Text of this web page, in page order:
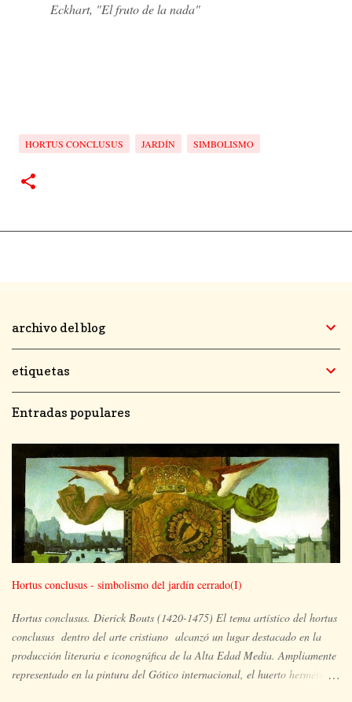
Eckhart, "El fruto de la nada"
HORTUS CONCLUSUS JARDÍN SIMBOLISMO
archivo del blog
etiquetas
Entradas populares
Hortus conclusus - simbolismo del jardín cerrado(I)
Hortus conclusus. Dierick Bouts (1420-1475) El tema artístico del hortus
conclusus dentro del arte cristiano alcanzó un lugar destacado en la
producción literaria e iconográfica de la Alta Edad Media. Ampliamente
representado en la pintura del Gótico internacional, el huerto hermético